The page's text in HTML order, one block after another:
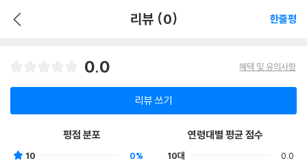
리뷰 (0) 한줄평
0.0 혜택 및 유의사항
리뷰 쓰기
평점 분포
10
0%
연령대별 평균 점수
10대
0.0